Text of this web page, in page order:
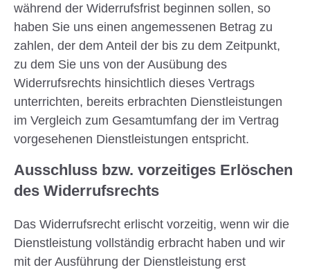
während der Widerrufsfrist beginnen sollen, so
haben Sie uns einen angemessenen Betrag zu
zahlen, der dem Anteil der bis zu dem Zeitpunkt,
zu dem Sie uns von der Ausübung des
Widerrufsrechts hinsichtlich dieses Vertrags
unterrichten, bereits erbrachten Dienstleistungen
im Vergleich zum Gesamtumfang der im Vertrag
vorgesehenen Dienstleistungen entspricht.
Ausschluss bzw. vorzeitiges Erlöschen
des Widerrufsrechts
Das Widerrufsrecht erlischt vorzeitig, wenn wir die
Dienstleistung vollständig erbracht haben und wir
mit der Ausführung der Dienstleistung erst